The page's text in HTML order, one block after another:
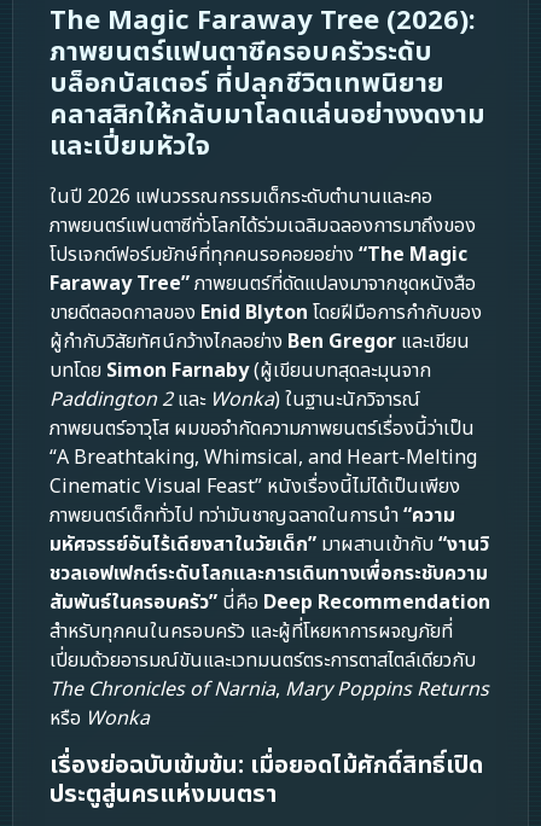
The Magic Faraway Tree (2026):
ภาพยนตร์แฟนตาซีครอบครัวระดับ
บล็อกบัสเตอร์ ที่ปลุกชีวิตเทพนิยาย
คลาสสิกให้กลับมาโลดแล่นอย่างงดงาม
และเปี่ยมหัวใจ
ในปี 2026 แฟนวรรณกรรมเด็กระดับตำนานและคอ
ภาพยนตร์แฟนตาซีทั่วโลกได้ร่วมเฉลิมฉลองการมาถึงของ
โปรเจกต์ฟอร์มยักษ์ที่ทุกคนรอคอยอย่าง “The Magic
Faraway Tree”ภาพยนตร์ที่ดัดแปลงมาจากชุดหนังสือ
ขายดีตลอดกาลของ Enid Blyton โดยฝีมือการกำกับของ
ผู้กำกับวิสัยทัศน์กว้างไกลอย่าง Ben Gregor และเขียน
บทโดย Simon Farnaby(ผู้เขียนบทสุดละมุนจาก
Paddington 2และ Wonka) ในฐานะนักวิจารณ์
ภาพยนตร์อาวุโส ผมขอจำกัดความภาพยนตร์เรื่องนี้ว่าเป็น
“A Breathtaking, Whimsical, and Heart-Melting
Cinematic Visual Feast” หนังเรื่องนี้ไม่ได้เป็นเพียง
ภาพยนตร์เด็กทั่วไป ทว่ามันชาญฉลาดในการนำ“ความ
มหัศจรรย์อันไร้เดียงสาในวัยเด็ก” มาผสานเข้ากับ“งานวิ
ชวลเอฟเฟกต์ระดับโลกและการเดินทางเพื่อกระชับความ
สัมพันธ์ในครอบครัว” นี่คือ Deep Recommendation
สำหรับทุกคนในครอบครัว และผู้ที่โหยหาการผจญภัยที่
เปี่ยมด้วยอารมณ์ขันและเวทมนตร์ตระการตาสไตล์เดียวกับ
The Chronicles of Narnia, Mary Poppins Returns
หรือ Wonka
เรื่องย่อฉบับเข้มข้น: เมื่อยอดไม้ศักดิ์สิทธิ์เปิด
ประตูสู่นครแห่งมนตรา